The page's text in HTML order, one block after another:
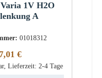
1V H2O
A
01018312
Preis:
€
Lieferzeit: 2-4 Tage